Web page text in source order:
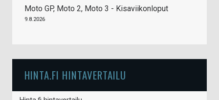
Moto GP, Moto 2, Moto 3 - Kisaviikonloput
9.8.2026
HINTA.FI HINTAVERTAILU